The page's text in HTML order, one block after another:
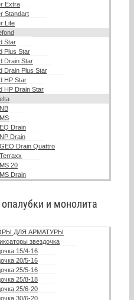
Extra
Standart
Life
Star
Plus Star
Drain Star
Drain Plus Star
HP Star
HP Drain Star
Drain
Drain
Drain Quattro
20
Drain
и монолита
ДЛЯ АРМАТУРЫ
звездочка
15/4-16
20/5-16
25/5-16
25/8-18
25/6-20
30/6-20